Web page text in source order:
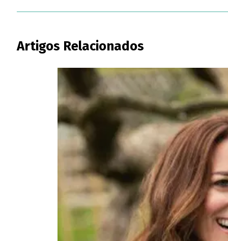
Artigos Relacionados